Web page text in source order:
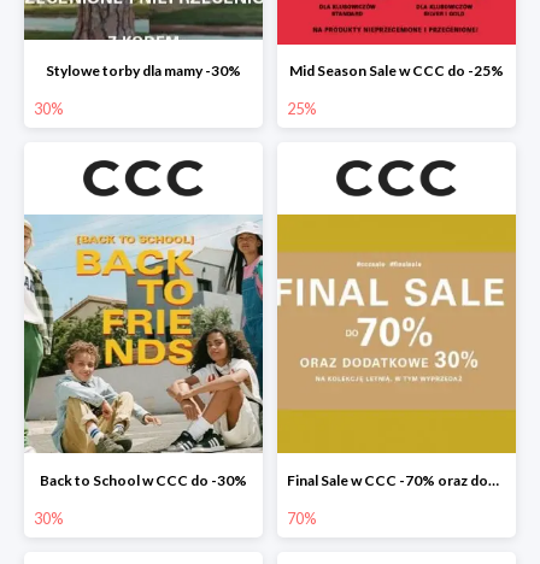
Stylowe torby dla mamy -30%
30%
Mid Season Sale w CCC do -25%
25%
Back to School w CCC do -30%
30%
Final Sale w CCC -70% oraz dodatkowe -30%
70%